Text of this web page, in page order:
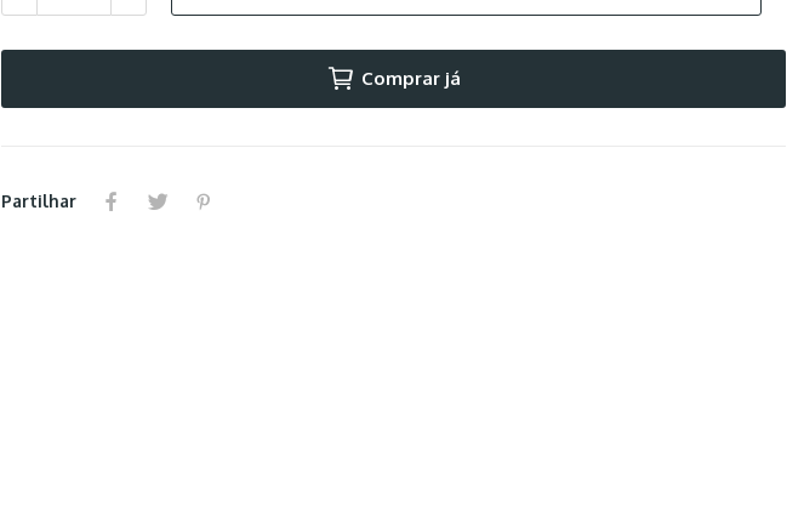
Comprar já
Partilhar